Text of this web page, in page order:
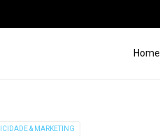
Home
& MARKETING